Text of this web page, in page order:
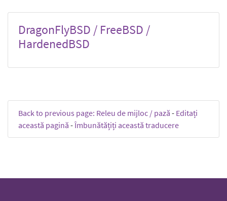
DragonFlyBSD / FreeBSD /
HardenedBSD
Back to previous page: Releu de mijloc / pază - Editați
această pagină -Îmbunătățiți această traducere